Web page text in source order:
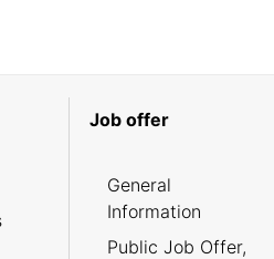
Job offer
General
Information
Public Job Offer,